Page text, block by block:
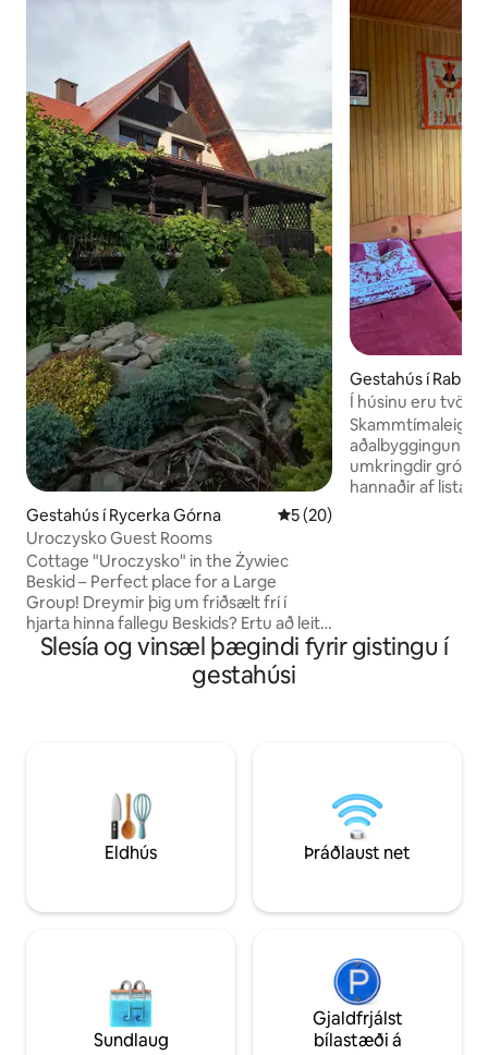
Gestahús í Rycerka Górna 5 af 5 í meðaleinkunn, 20
5 (20)
Uroczysko Guest Rooms
Cottage "Uroczysko" in the Żywiec
Beskid – Perfect place for a Large
Group! Dreymir þig um friðsælt frí í
hjarta hinna fallegu Beskids? Ertu að leita
að rúmgóðum bústað fyrir stóran hóp
vina eða fjölskyldu? Bústaðurinn okkar er
tilvalinn staður fyrir 16 manns í efri
Fallegur garður með eldstæði eða
grillaðstöðu. Hverfið býður upp á
fjölmargar fallegar gönguleiðir,
hjólastíga, . !
Gestahús í
Í húsinu eru tvö
Skammtímaleiga í
aðalbyggingunni.
umkringdir
hannaðir af
leikföngum,
Blakvöllur, stór
Slesía og vinsæl þægindi fyrir gistingu í
gestahúsi
Eldhús Þráðlaust net
Sundlaug
Gjaldfrjálst
bílastæði á